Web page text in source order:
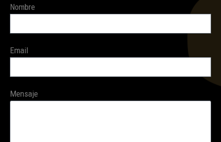
Nombre
Email
Mensaje